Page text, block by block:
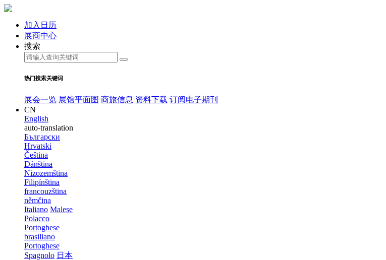
加入日历
展商中心
搜索
热门搜索关键词
展会一览 展馆平面图 商旅信息 资料下载 订阅电子期刊
CN
English
auto-translation
Български
Hrvatski
Čeština
Dánština
Nizozemština
Filipínština
francouzština
němčina
Italiano Malese
Polacco
Portoghese
brasiliano
Portoghese
Spagnolo 日本